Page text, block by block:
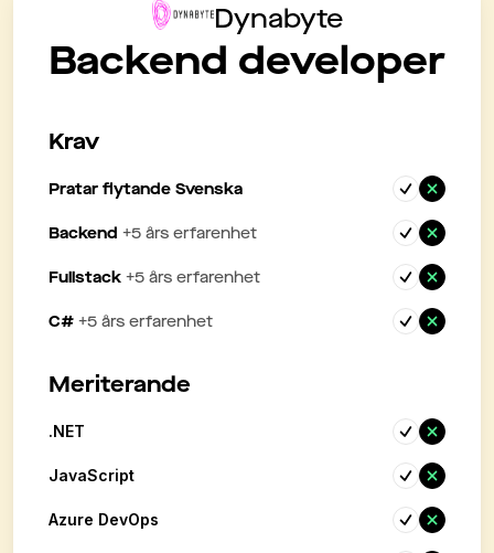
Dynabyte
Backend developer
Krav
Pratar flytande Svenska
Backend +5 års erfarenhet
Fullstack +5 års erfarenhet
C# +5 års erfarenhet
Meriterande
.NET
JavaScript
Azure DevOps